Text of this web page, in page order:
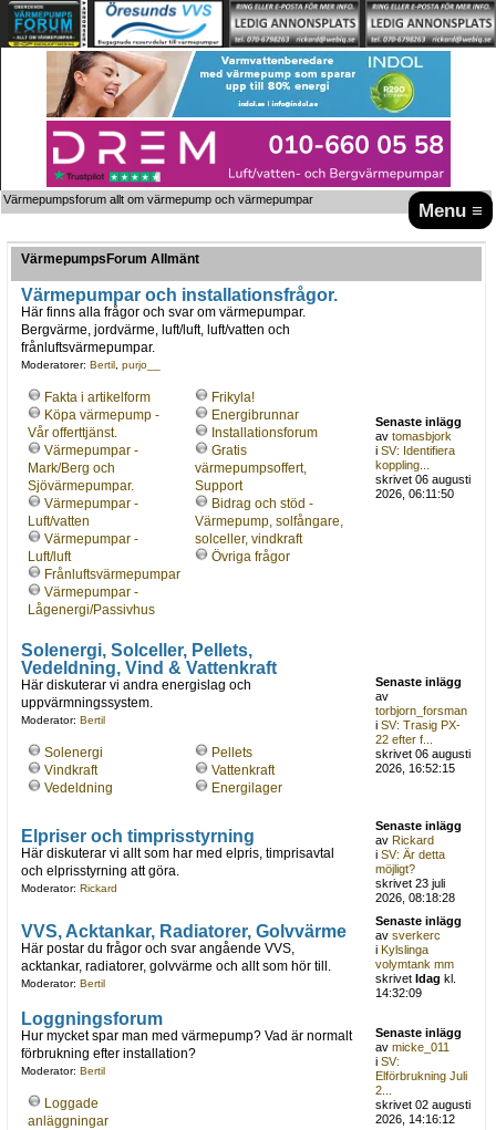
Menu ≡
Värmepumpsforum allt om värmepump och värmepumpar
VärmepumpsForum Allmänt
Värmepumpar och installationsfrågor.
Här finns alla frågor och svar om värmepumpar.
Bergvärme, jordvärme, luft/luft, luft/vatten och
frånluftsvärmepumpar.
Moderatorer: Bertil, purjo__
Fakta i artikelform
Köpa värmepump -
Vår offerttjänst.
Värmepumpar -
Mark/Berg och
Sjövärmepumpar.
Värmepumpar -
Luft/vatten
Värmepumpar -
Luft/luft
Frånluftsvärmepumpar
Värmepumpar -
Lågenergi/Passivhus
Frikyla!
Energibrunnar
Installationsforum
Gratis
värmepumpsoffert,
Support
Bidrag och stöd -
Värmepump, solfångare,
solceller, vindkraft
Övriga frågor
Senaste inlägg
avtomasbjork
iSV: Identifiera
koppling...
skrivet 06 augusti
2026, 06:11:50
Solenergi, Solceller, Pellets,
Vedeldning, Vind & Vattenkraft
Här diskuterar vi andra energislag och
uppvärmningssystem.
Moderator: Bertil
Solenergi
Vindkraft
Vedeldning
Pellets
Vattenkraft
Energilager
Senaste inlägg
av
torbjorn_forsman
iSV: Trasig PX-
22 efter f...
skrivet 06 augusti
2026, 16:52:15
Elpriser och timprisstyrning
Här diskuterar vi allt som har med elpris, timprisavtal
och elprisstyrning att göra.
Moderator: Rickard
Senaste inlägg
avRickard
iSV: Är detta
möjligt?
skrivet 23 juli
2026, 08:18:28
VVS, Acktankar, Radiatorer, Golvvärme
Här postar du frågor och svar angående VVS,
acktankar, radiatorer, golvvärme och allt som hör till.
Moderator: Bertil
Senaste inlägg
avsverkerc
iKylslinga
volymtank mm
skrivetIdag kl.
14:32:09
Loggningsforum
Hur mycket spar man med värmepump? Vad är normalt
förbrukning efter installation?
Moderator: Bertil
Loggade
anläggningar
Senaste inlägg
avmicke_011
iSV:
Elförbrukning Juli
2...
skrivet 02 augusti
2026, 14:16:12